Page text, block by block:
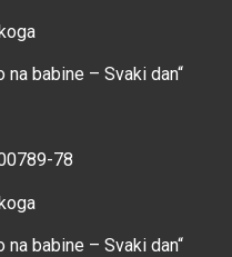
na babine – Svaki dan“
78
na babine – Svaki dan“